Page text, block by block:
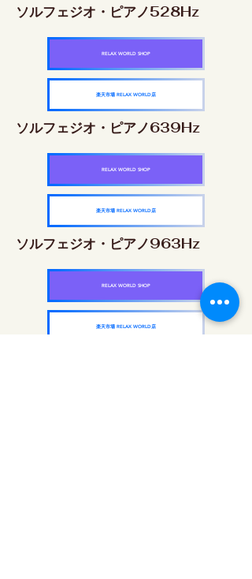
ソルフェジオ・ピアノ528Hz
RELAX WORLD SHOP
楽天市場 RELAX WORLD店
ソルフェジオ・ピアノ639Hz
RELAX WORLD SHOP
楽天市場 RELAX WORLD店
ソルフェジオ・ピアノ963Hz
RELAX WORLD SHOP
楽天市場 RELAX WORLD店